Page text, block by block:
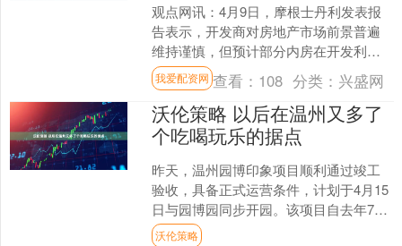
观点网讯：4月9日，摩根士丹利发表报
告表示，开发商对房地产市场前景普遍
维持谨慎，但预计部分内房在开发利润
率改善和租金收入强劲增长支持下，
2026年起利润率和盈利....
我爱配资网 查看： 108 分类： 兴盛网
沃伦策略 以后在温州又多了
个吃喝玩乐的据点
昨天，温州园博印象项目顺利通过竣工
验收，具备正式运营条件，计划于4月15
日与园博园同步开园。该项目自去年7月
开工，历经200多天改造，总用地约242
沃伦策略